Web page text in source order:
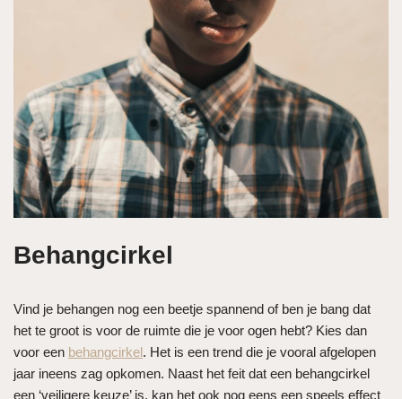
Behangcirkel
Vind je behangen nog een beetje spannend of ben je bang dat
het te groot is voor de ruimte die je voor ogen hebt? Kies dan
voor een behangcirkel. Het is een trend die je vooral afgelopen
jaar ineens zag opkomen. Naast het feit dat een behangcirkel
een ‘veiligere keuze’ is, kan het ook nog eens een speels effect